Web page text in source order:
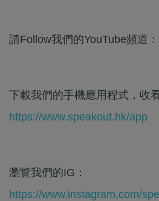
請Follow我們的YouTube頻道：
下載我們的手機應用程式，收
https://www.speakout.hk/app
瀏覽我們的IG：
https://www.instagram.com/